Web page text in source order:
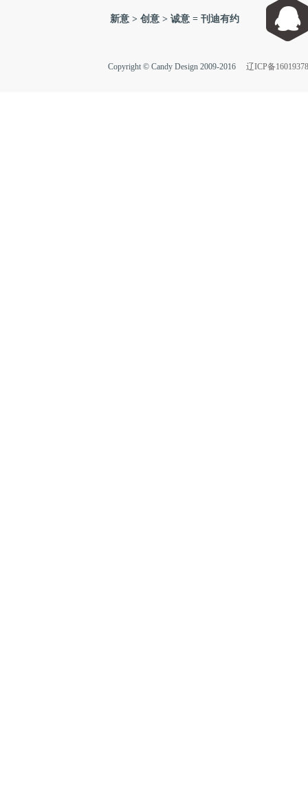
新意 > 创意 > 诚意 = 刊迪有约
Copyright © Candy Design 2009-2016 辽ICP备